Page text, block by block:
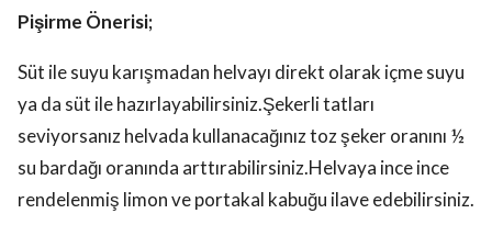
Pişirme Önerisi;
Süt ile suyu karışmadan helvayı direkt olarak içme suyu
ya da süt ile hazırlayabilirsiniz.Şekerli tatları
seviyorsanız helvada kullanacağınız toz şeker oranını ½
su bardağı oranında arttırabilirsiniz.Helvaya ince ince
rendelenmiş limon ve portakal kabuğu ilave edebilirsiniz.